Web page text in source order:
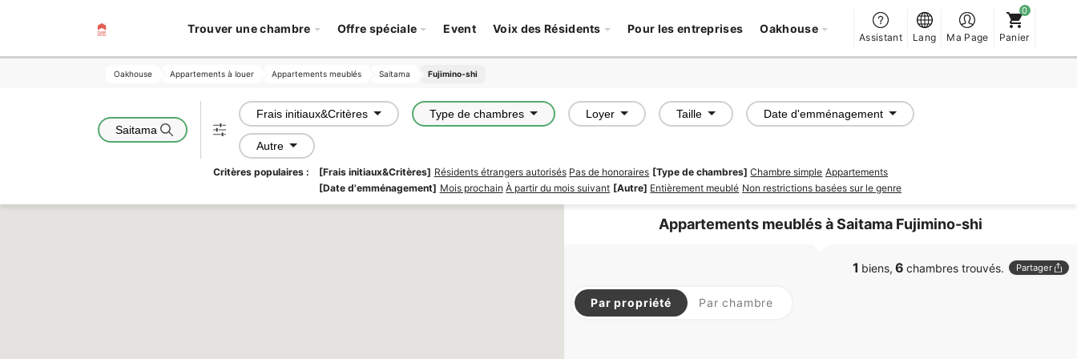
Trouver une chambre Offre spéciale Event Voix des Résidents Pour les entreprises Oakhouse
Assistant Lang Ma Page Panier
Oakhouse Appartements à louer Appartements meublés Saitama Fujimino-shi
Saitama
Frais initiaux&Critères Type de chambres Loyer Taille Date d'emménagement
Autre
Critères populaires : [Frais initiaux&Critères] Résidents étrangers autorisés Pas de honoraires [Type de chambres] Chambre simple Appartements
[Date d'emménagement] Mois prochain À partir du mois suivant [Autre] Entièrement meublé Non restrictions basées sur le genre
1 biens, 6 chambres trouvés. Partager
Appartements meublés à Saitama Fujimino-shi
Par propriété Par chambre
Oakhouse Appartements à louer Appartements meublés Saitama Fujimino-shi